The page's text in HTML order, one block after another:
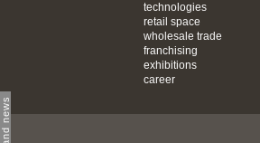
technologies
retail space
wholesale trade
franchising
exhibitions
career